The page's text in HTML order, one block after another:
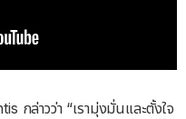
กล่าวว่า “เรามุ่งมั่นและตั้งใจ